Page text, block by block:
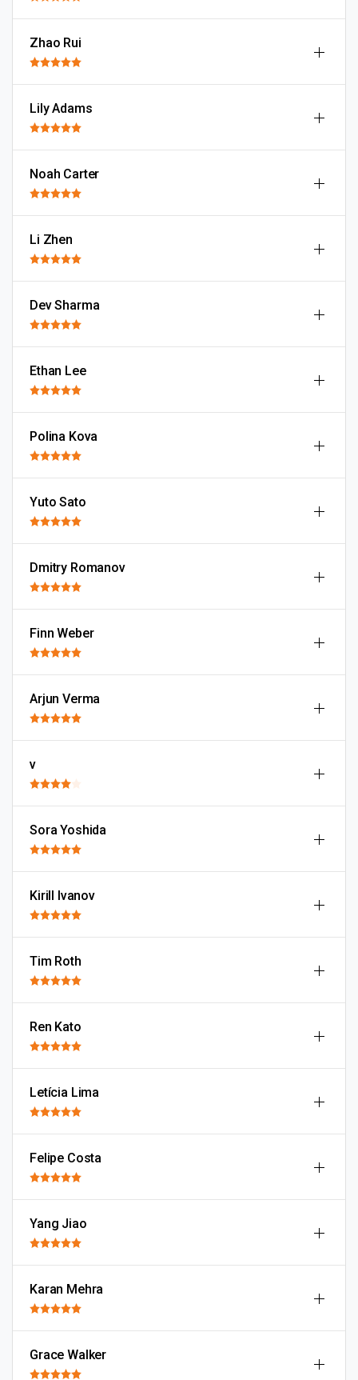
Zhao Rui
Lily Adams
Noah Carter
Li Zhen
Dev Sharma
Ethan Lee
Polina Kova
Yuto Sato
Dmitry Romanov
Finn Weber
Arjun Verma
v
Sora Yoshida
Kirill Ivanov
Tim Roth
Ren Kato
Letícia Lima
Felipe Costa
Yang Jiao
Karan Mehra
Grace Walker